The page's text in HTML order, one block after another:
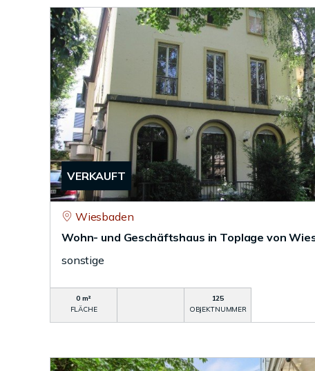
VERKAUFT
Wiesbaden
Wohn- und Geschäftshaus in Toplage von
sonstige
0 m²
FLÄCHE
125
OBJEKTNUMMER